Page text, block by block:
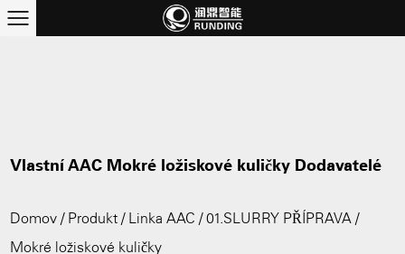
Vlastní AAC Mokré ložiskové kuličky Dodavatelé
Domov / Produkt / Linka AAC /01.SLURRY PŘÍPRAVA /
Mokré ložiskové kuličky